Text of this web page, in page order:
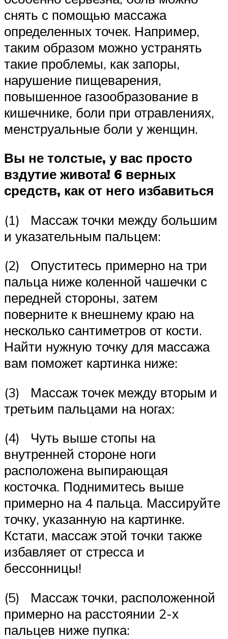
снять с помощью массажа
определенных точек. Например,
таким образом можно устранять
такие проблемы, как запоры,
нарушение пищеварения,
повышенное газообразование в
кишечнике, боли при отравлениях,
менструальные боли у женщин.
Вы не толстые, у вас просто
вздутие живота! 6 верных
средств, как от него избавиться
(1) Массаж точки между большим
и указательным пальцем:
(2) Опуститесь примерно на три
пальца ниже коленной чашечки с
передней стороны, затем
поверните к внешнему краю на
несколько сантиметров от кости.
Найти нужную точку для массажа
вам поможет картинка ниже:
(3) Массаж точек между вторым и
третьим пальцами на ногах:
(4) Чуть выше стопы на
внутренней стороне ноги
расположена выпирающая
косточка. Поднимитесь выше
примерно на 4 пальца. Массируйте
точку, указанную на картинке.
Кстати, массаж этой точки также
избавляет от стресса и
бессонницы!
(5) Массаж точки, расположенной
примерно на расстоянии 2-х
пальцев ниже пупка: